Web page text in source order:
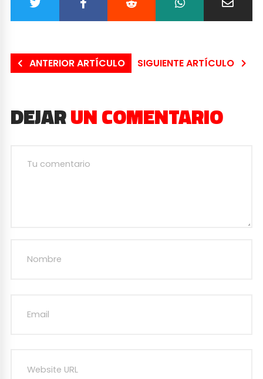
ANTERIOR ARTÍCULO SIGUIENTE ARTÍCULO
DEJARUN COMENTARIO